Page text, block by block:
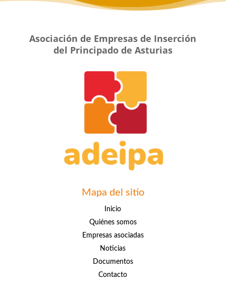
Asociación de Empresas de Inserción
del Principado de Asturias
Mapa del sitio
Inicio
Quiénes somos
Empresas asociadas
Noticias
Documentos
Contacto